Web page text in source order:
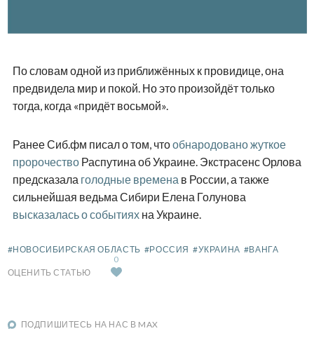
По словам одной из приближённых к провидице, она
предвидела мир и покой. Но это произойдёт только
тогда, когда «придёт восьмой».
Ранее Сиб.фм писал о том, чтообнародовано жуткое
пророчествоРаспутина об Украине. Экстрасенс Орлова
предсказала голодные времена в России, а также
сильнейшая ведьма Сибири Елена Голунова
высказалась о событиях на Украине.
#НОВОСИБИРСКАЯ ОБЛАСТЬ #РОССИЯ #УКРАИНА #ВАНГА
ОЦЕНИТЬ СТАТЬЮ
0
ПОДПИШИТЕСЬ НА НАС В MAX